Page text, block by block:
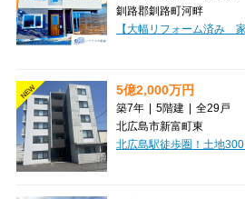
釧路郡釧路町河畔
NEW 5億2,000万円
築7年 | 5階建 | 全29戸
北広島市新富町東